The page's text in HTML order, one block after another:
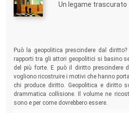
Un legame trascurato
Può la geopolitica prescindere dal
rapporti tra gli attori geopolitici si basino
del più forte. E può il diritto prescindere
vogliono ricostruire i motivi che hanno
chi produce diritto. Geopolitica e diritto
drammatica collisione. Il volume ne
sono e per come dovrebbero essere.